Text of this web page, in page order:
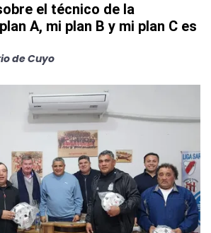
el técnico de la
A, mi plan B y mi plan C es
de Cuyo